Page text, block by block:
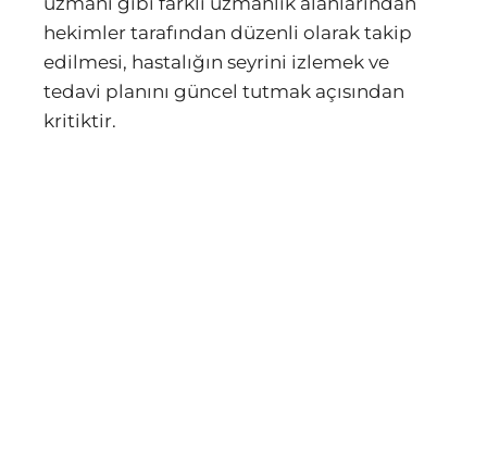
hekimler tarafından düzenli olarak takip
edilmesi, hastalığın seyrini izlemek ve
tedavi planını güncel tutmak açısından
kritiktir.